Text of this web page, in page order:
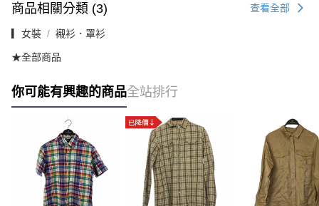
商品相關分類 (3) 查看全部
▎女裝 襯衫．罩衫
★全部商品
你可能有興趣的商品全站排行